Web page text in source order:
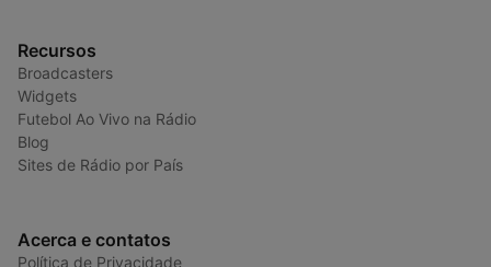
Recursos
Broadcasters
Widgets
Futebol Ao Vivo na Rádio
Blog
Sites de Rádio por País
Acerca e contatos
Política de Privacidade